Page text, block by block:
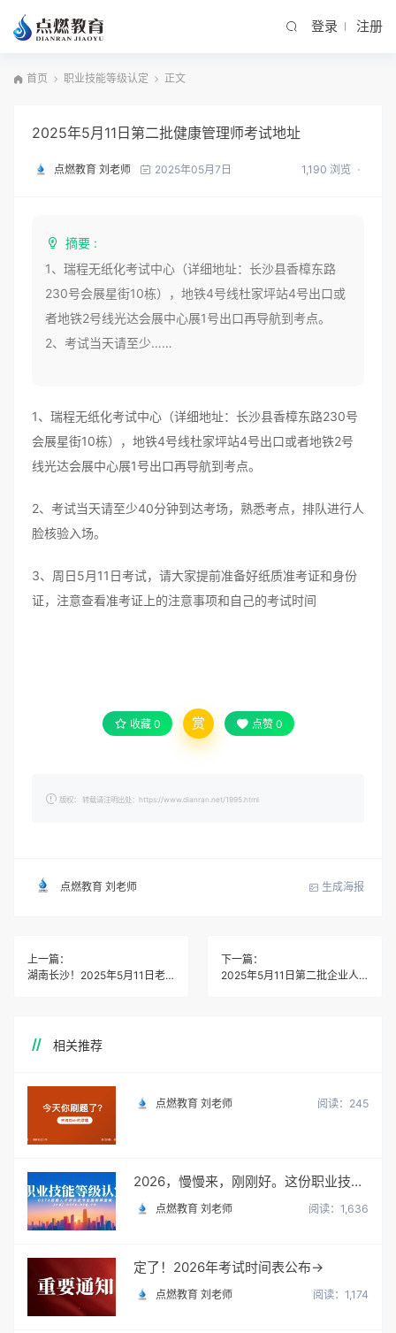
登录 注册
首页 职业技能等级认定 正文
2025年5月11日第二批健康管理师考试地址
点燃教育 刘老师 2025年05月7日 1,190 浏览
摘要 :
1、瑞程无纸化考试中心（详细地址：长沙县香樟东路
230号会展星街10栋），地铁4号线杜家坪站4号出口或
者地铁2号线光达会展中心展1号出口再导航到考点。
2、考试当天请至少……
1、瑞程无纸化考试中心（详细地址：长沙县香樟东路230号
会展星街10栋），地铁4号线杜家坪站4号出口或者地铁2号
线光达会展中心展1号出口再导航到考点。
2、考试当天请至少40分钟到达考场，熟悉考点，排队进行人
脸核验入场。
3、周日5月11日考试，请大家提前准备好纸质准考证和身份
证，注意查看准考证上的注意事项和自己的考试时间
收藏 0 赏 点赞 0
版权： 转载请注明出处：https://www.dianran.net/1995.html
点燃教育 刘老师 生成海报
上一篇：
湖南长沙！2025年5月11日老年人能力评估师考试时间已公布
下一篇：
2025年5月11日第二批企业人力资源管理师考试地址
相关推荐
点燃教育 刘老师 阅读：245
2026，慢慢来，刚刚好。这份职业技能认定通知请查收。
点燃教育 刘老师 阅读：1,636
定了！2026年考试时间表公布→
点燃教育 刘老师 阅读：1,174